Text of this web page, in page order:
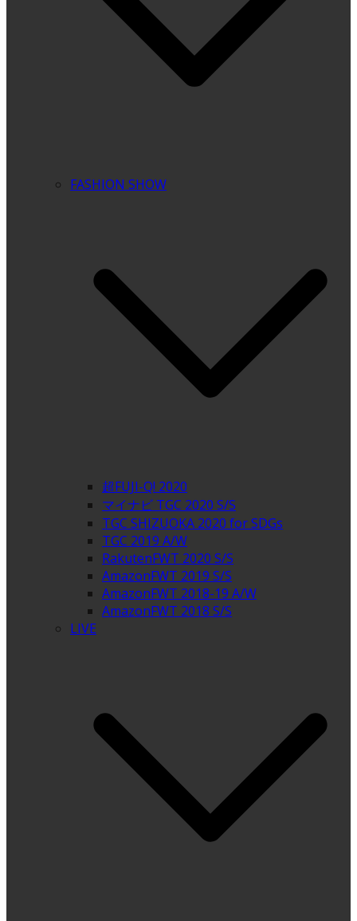
FASHION SHOW
超FUJI-Q! 2020
マイナビ TGC 2020 S/S
TGC SHIZUOKA 2020 for SDGs
TGC 2019 A/W
RakutenFWT 2020 S/S
AmazonFWT 2019 S/S
AmazonFWT 2018-19 A/W
AmazonFWT 2018 S/S
LIVE